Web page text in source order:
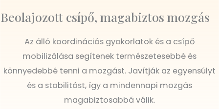
Beolajozott csípő, magabiztos mozgás
Az álló koordinációs gyakorlatok és a csípő
mobilizálása segítenek természetesebbé és
könnyedebbé tenni a mozgást. Javítják az egyensúlyt
és a stabilitást, így a mindennapi mozgás
magabiztosabbá válik.